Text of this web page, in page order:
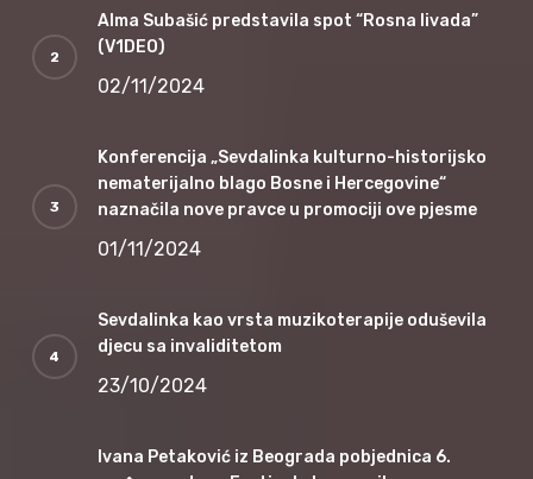
Alma Subašić predstavila spot “Rosna livada”
(V1DEO)
02/11/2024
Konferencija „Sevdalinka kulturno-historijsko
nematerijalno blago Bosne i Hercegovine“
naznačila nove pravce u promociji ove pjesme
01/11/2024
Sevdalinka kao vrsta muzikoterapije oduševila
djecu sa invaliditetom
23/10/2024
Ivana Petaković iz Beograda pobjednica 6.